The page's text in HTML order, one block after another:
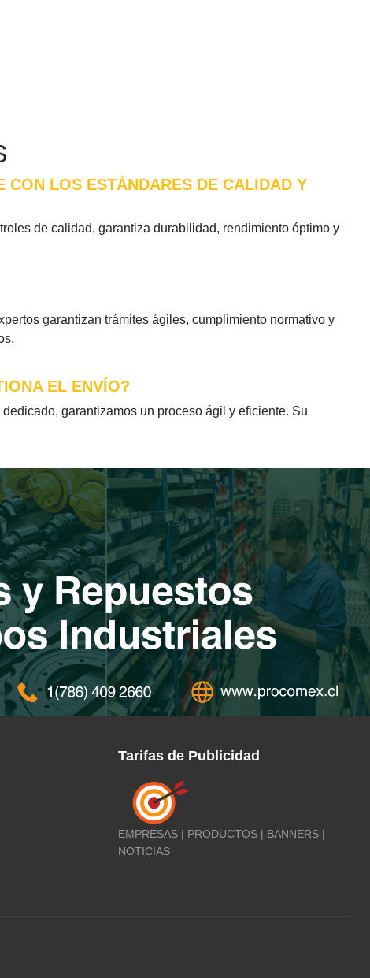
LOS ESTÁNDARES DE CALIDAD Y
de calidad, garantiza durabilidad, rendimiento óptimo y
garantizan trámites ágiles, cumplimiento normativo y
EL ENVÍO?
garantizamos un proceso ágil y eficiente. Su
Tarifas de Publicidad
EMPRESAS | PRODUCTOS | BANNERS |
NOTICIAS